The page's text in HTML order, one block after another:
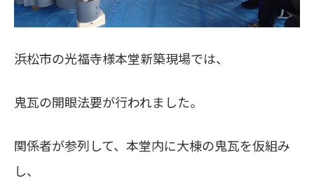
浜松市の光福寺様本堂新築現場では、
鬼瓦の開眼法要が行われました。
関係者が参列して、本堂内に大棟の鬼瓦を仮組み
し、